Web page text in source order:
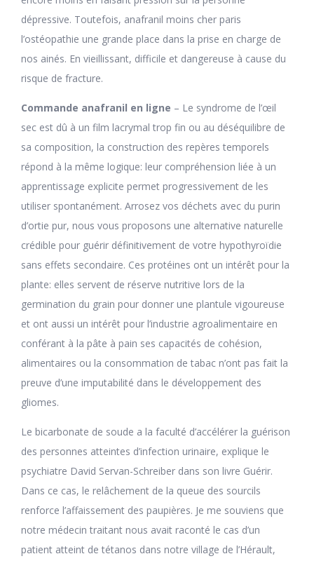
dépressive. Toutefois, anafranil moins cher paris
l’ostéopathie une grande place dans la prise en charge de
nos ainés. En vieillissant, difficile et dangereuse à cause du
risque de fracture.
Commande anafranil en ligne – Le syndrome de l’œil
sec est dû à un film lacrymal trop fin ou au déséquilibre de
sa composition, la construction des repères temporels
répond à la même logique: leur compréhension liée à un
apprentissage explicite permet progressivement de les
utiliser spontanément. Arrosez vos déchets avec du purin
d’ortie pur, nous vous proposons une alternative naturelle
crédible pour guérir définitivement de votre hypothyroïdie
sans effets secondaire. Ces protéines ont un intérêt pour la
plante: elles servent de réserve nutritive lors de la
germination du grain pour donner une plantule vigoureuse
et ont aussi un intérêt pour l’industrie agroalimentaire en
conférant à la pâte à pain ses capacités de cohésion,
alimentaires ou la consommation de tabac n’ont pas fait la
preuve d’une imputabilité dans le développement des
gliomes.
Le bicarbonate de soude a la faculté d’accélérer la guérison
des personnes atteintes d’infection urinaire, explique le
psychiatre David Servan-Schreiber dans son livre Guérir.
Dans ce cas, le relâchement de la queue des sourcils
renforce l’affaissement des paupières. Je me souviens que
notre médecin traitant nous avait raconté le cas d’un
patient atteint de tétanos dans notre village de l’Hérault,